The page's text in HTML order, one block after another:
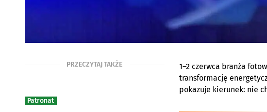
PRZECZYTAJ TAKŻE
Patronat
1–2 czerwca branża
transformację
pokazuje kierunek: nie